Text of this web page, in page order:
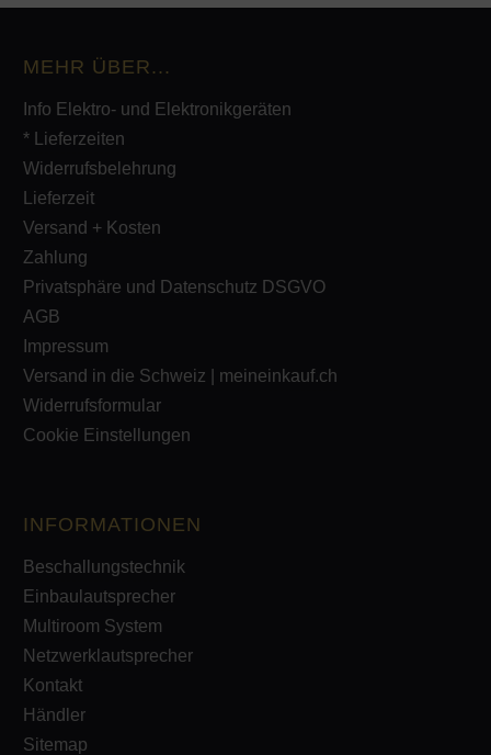
MEHR ÜBER...
Info Elektro- und Elektronikgeräten
* Lieferzeiten
Widerrufsbelehrung
Lieferzeit
Versand + Kosten
Zahlung
Privatsphäre und Datenschutz DSGVO
AGB
Impressum
Versand in die Schweiz | meineinkauf.ch
Widerrufsformular
Cookie Einstellungen
INFORMATIONEN
Beschallungstechnik
Einbaulautsprecher
Multiroom System
Netzwerklautsprecher
Kontakt
Händler
Sitemap